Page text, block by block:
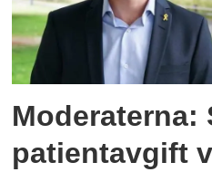
Moderaterna:
patientavgift